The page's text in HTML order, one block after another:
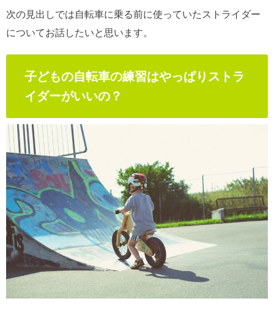
次の見出しでは自転車に乗る前に使っていたストライダー
についてお話したいと思います。
子どもの自転車の練習はやっぱりストラ
イダーがいいの？